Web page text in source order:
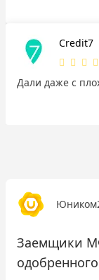
Credit7
Дали даже с
Заемщики